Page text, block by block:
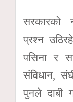
सरकारको
प्रश्न
पसिना र
संविधान,
पुनले दाबी